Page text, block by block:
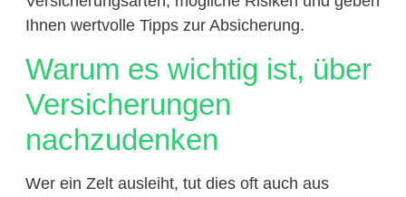
Ihnen wertvolle Tipps zur Absicherung.
Warum es wichtig ist, über
Versicherungen
nachzudenken
Wer ein Zelt ausleiht, tut dies oft auch aus